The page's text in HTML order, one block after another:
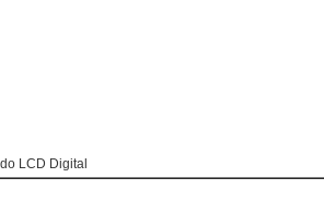
LCD Digital